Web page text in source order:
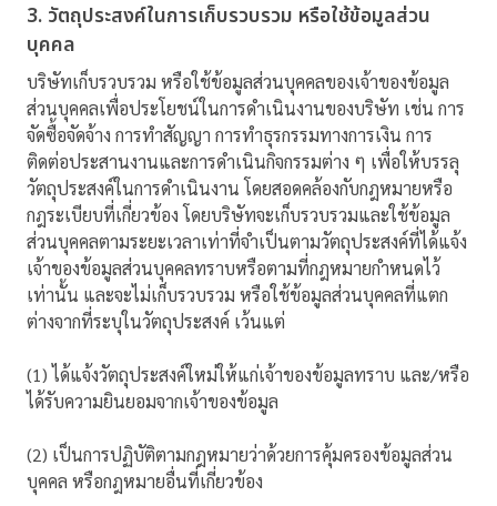
3. วัตถุประสงค์ในการเก็บรวบรวม หรือใช้ข้อมูลส่วน
บุคคล
บริษัทเก็บรวบรวม หรือใช้ข้อมูลส่วนบุคคลของเจ้าของข้อมูล
ส่วนบุคคลเพื่อประโยชน์ในการดำเนินงานของบริษัท เช่น การ
จัดซื้อจัดจ้าง การทำสัญญา การทำธุรกรรมทางการเงิน การ
ติดต่อประสานงานและการดำเนินกิจกรรมต่าง ๆ เพื่อให้บรรลุ
วัตถุประสงค์ในการดำเนินงาน โดยสอดคล้องกับกฎหมายหรือ
กฎระเบียบที่เกี่ยวข้อง โดยบริษัทจะเก็บรวบรวมและใช้ข้อมูล
ส่วนบุคคลตามระยะเวลาเท่าที่จำเป็นตามวัตถุประสงค์ที่ได้แจ้ง
เจ้าของข้อมูลส่วนบุคคลทราบหรือตามที่กฎหมายกำหนดไว้
เท่านั้น และจะไม่เก็บรวบรวม หรือใช้ข้อมูลส่วนบุคคลที่แตก
ต่างจากที่ระบุในวัตถุประสงค์ เว้นแต่
(1) ได้แจ้งวัตถุประสงค์ใหม่ให้แก่เจ้าของข้อมูลทราบ และ/หรือ
ได้รับความยินยอมจากเจ้าของข้อมูล
(2) เป็นการปฏิบัติตามกฎหมายว่าด้วยการคุ้มครองข้อมูลส่วน
บุคคล หรือกฎหมายอื่นที่เกี่ยวข้อง